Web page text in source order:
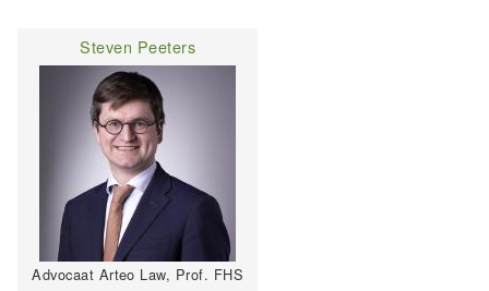
Steven Peeters
Advocaat Arteo Law, Prof. FHS